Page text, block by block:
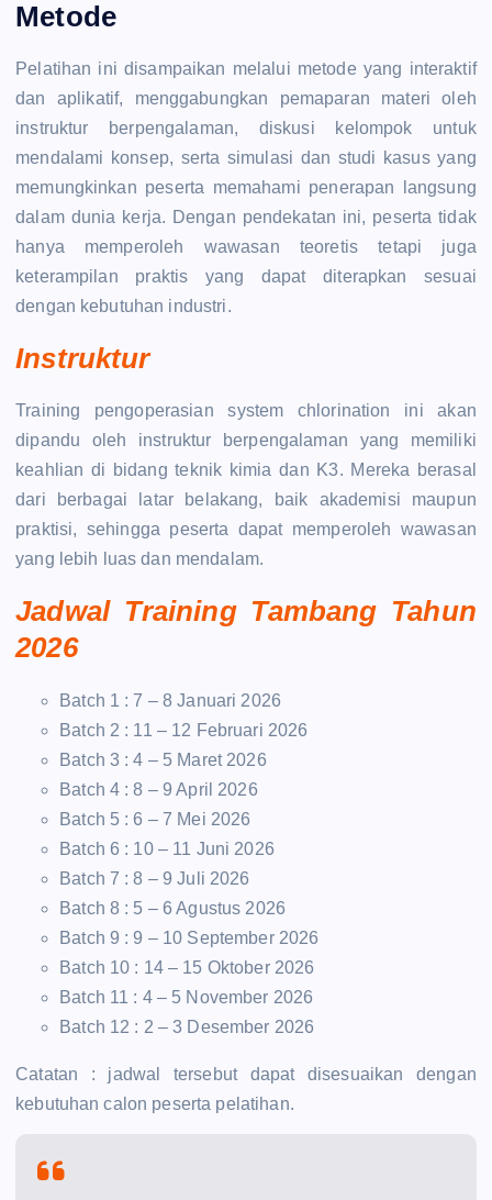
Metode
Pelatihan ini disampaikan melalui metode yang interaktif
dan aplikatif, menggabungkan pemaparan materi oleh
instruktur berpengalaman, diskusi kelompok untuk
mendalami konsep, serta simulasi dan studi kasus yang
memungkinkan peserta memahami penerapan langsung
dalam dunia kerja. Dengan pendekatan ini, peserta tidak
hanya memperoleh wawasan teoretis tetapi juga
keterampilan praktis yang dapat diterapkan sesuai
dengan kebutuhan industri.
Instruktur
Training pengoperasian system chlorination ini akan
dipandu oleh instruktur berpengalaman yang memiliki
keahlian di bidang teknik kimia dan K3. Mereka berasal
dari berbagai latar belakang, baik akademisi maupun
praktisi, sehingga peserta dapat memperoleh wawasan
yang lebih luas dan mendalam.
Jadwal Training Tambang Tahun
2026
Batch 1 : 7 – 8 Januari 2026
Batch 2 : 11 – 12 Februari 2026
Batch 3 : 4 – 5 Maret 2026
Batch 4 : 8 – 9 April 2026
Batch 5 : 6 – 7 Mei 2026
Batch 6 : 10 – 11 Juni 2026
Batch 7 : 8 – 9 Juli 2026
Batch 8 : 5 – 6 Agustus 2026
Batch 9 : 9 – 10 September 2026
Batch 10 : 14 – 15 Oktober 2026
Batch 11 : 4 – 5 November 2026
Batch 12 : 2 – 3 Desember 2026
Catatan : jadwal tersebut dapat disesuaikan dengan
kebutuhan calon peserta pelatihan.